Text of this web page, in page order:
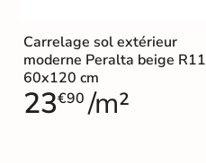
Carrelage sol extérieur
moderne Peralta beige R11
60x120 cm
23€90 /m²